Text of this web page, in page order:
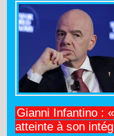
Gianni Infantino :
atteinte à son